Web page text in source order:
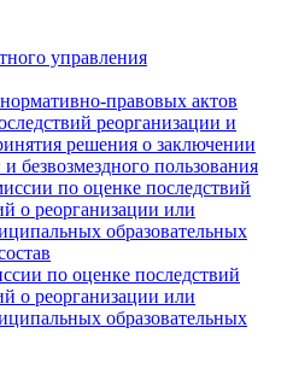
управления
правовых актов
реорганизации и
решения о заключении
пользования
по оценке последствий
о реорганизации или
образовательных
по оценке последствий
о реорганизации или
образовательных